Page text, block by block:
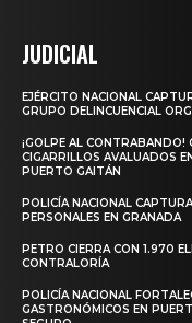
JUDICIAL
EJÉRCITO NACIONAL
GRUPO DELINCUENCIAL
¡GOLPE AL CONTRABANDO!
CIGARRILLOS AVALUADOS
PUERTO GAITÁN
POLICÍA NACIONAL
PERSONALES EN GRANADA
PETRO CIERRA CON 1.970
CONTRALORÍA
POLICÍA NACIONAL
GASTRONÓMICOS EN